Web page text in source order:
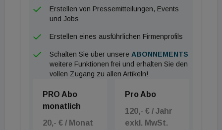
Erstellen von Pressemitteilungen, Events
und Jobs
Erstellen eines ausführlichen Firmenprofils
Schalten Sie über unsere ABONNEMENTS
weitere Funktionen frei und erhalten Sie den
vollen Zugang zu allen Artikeln!
PRO Abo
monatlich
20,- € / Monat
Pro Abo
120,- € / Jahr
exkl. MwSt.